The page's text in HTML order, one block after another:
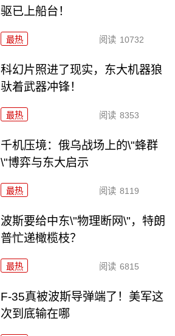
驱已上船台！
最热 阅读 10732
科幻片照进了现实，东大机器狼
驮着武器冲锋！
最热 阅读 8353
千机压境：俄乌战场上的\"蜂群
\"博弈与东大启示
最热 阅读 8119
波斯要给中东\"物理断网\"，特朗
普忙递橄榄枝？
最热 阅读 6815
F-35真被波斯导弹端了！美军这
次到底输在哪